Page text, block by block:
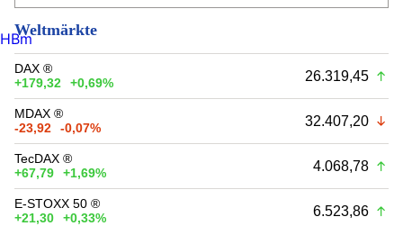
Weltmärkte
DAX ®
+179,32
+0,69% 26.319,45
MDAX ®
-23,92
-0,07% 32.407,20
TecDAX ®
+67,79
+1,69% 4.068,78
E-STOXX 50 ®
+21,30
+0,33% 6.523,86
HBm